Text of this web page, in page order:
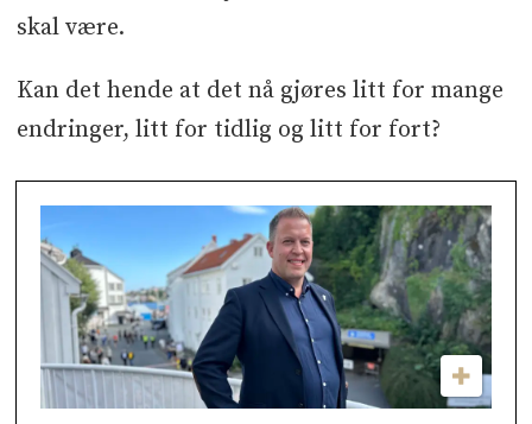
skal være.
Kan det hende at det nå gjøres litt for mange
endringer, litt for tidlig og litt for fort?